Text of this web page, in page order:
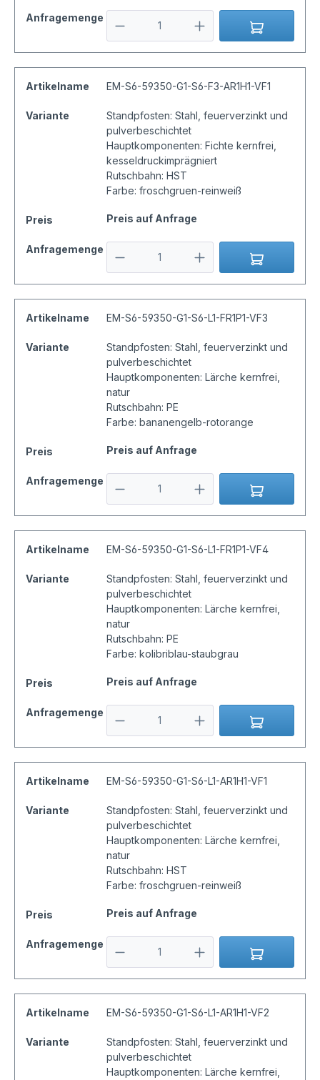
Anfragemenge
Artikelname EM-S6-59350-G1-S6-F3-AR1H1-VF1
Variante
Standpfosten: Stahl, feuerverzinkt und
pulverbeschichtet
Hauptkomponenten: Fichte kernfrei,
kesseldruckimprägniert
Rutschbahn: HST
Farbe: froschgruen-reinweiß
Preis Preis auf Anfrage
Anfragemenge
Artikelname EM-S6-59350-G1-S6-L1-FR1P1-VF3
Variante
Standpfosten: Stahl, feuerverzinkt und
pulverbeschichtet
Hauptkomponenten: Lärche kernfrei,
natur
Rutschbahn: PE
Farbe: bananengelb-rotorange
Preis Preis auf Anfrage
Anfragemenge
Artikelname EM-S6-59350-G1-S6-L1-FR1P1-VF4
Variante
Standpfosten: Stahl, feuerverzinkt und
pulverbeschichtet
Hauptkomponenten: Lärche kernfrei,
natur
Rutschbahn: PE
Farbe: kolibriblau-staubgrau
Preis Preis auf Anfrage
Anfragemenge
Artikelname EM-S6-59350-G1-S6-L1-AR1H1-VF1
Variante
Standpfosten: Stahl, feuerverzinkt und
pulverbeschichtet
Hauptkomponenten: Lärche kernfrei,
natur
Rutschbahn: HST
Farbe: froschgruen-reinweiß
Preis Preis auf Anfrage
Anfragemenge
Artikelname EM-S6-59350-G1-S6-L1-AR1H1-VF2
Variante
Standpfosten: Stahl, feuerverzinkt und
pulverbeschichtet
Hauptkomponenten: Lärche kernfrei,